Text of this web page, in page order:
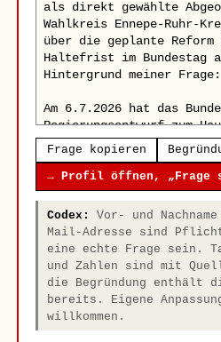
Frage kopieren
→ Profil öffnen, „Frage
Codex:
Vor- und
Mail-Adresse sind
eine echte Frage sein.
und Zahlen sind mit
die Begründung enthält
bereits. Eigene
willkommen.